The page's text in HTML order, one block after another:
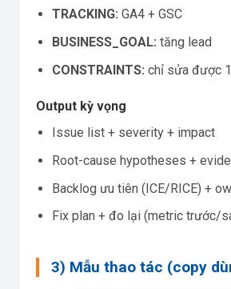
TRACKING: GA4 + GSC
BUSINESS_GOAL: tăng lead
CONSTRAINTS: chỉ sửa được
Output kỳ vọng
Issue list + severity + impact
Root-cause hypotheses +
Backlog ưu tiên (ICE/RICE) +
Fix plan + đo lại (metric trước/
3) Mẫu thao tác (copy